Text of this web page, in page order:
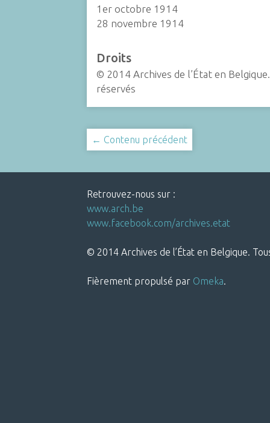
1er octobre 1914
28 novembre 1914
Droits
© 2014 Archives de l’État en
réservés
← Contenu précédent
Retrouvez-nous sur :
www.arch.be
www.facebook.com/archives.etat
© 2014 Archives de l’État en Belgique.
Fièrement propulsé par Omeka.